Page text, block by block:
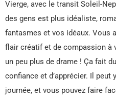
Vierge, avec le transit Soleil-
des gens est plus idéaliste,
fantasmes et vos idéaux. Vous
flair créatif et de compassion à
un peu plus de drame ! Ça fait
confiance et d’apprécier. Il peut
journée, et vous pouvez faire